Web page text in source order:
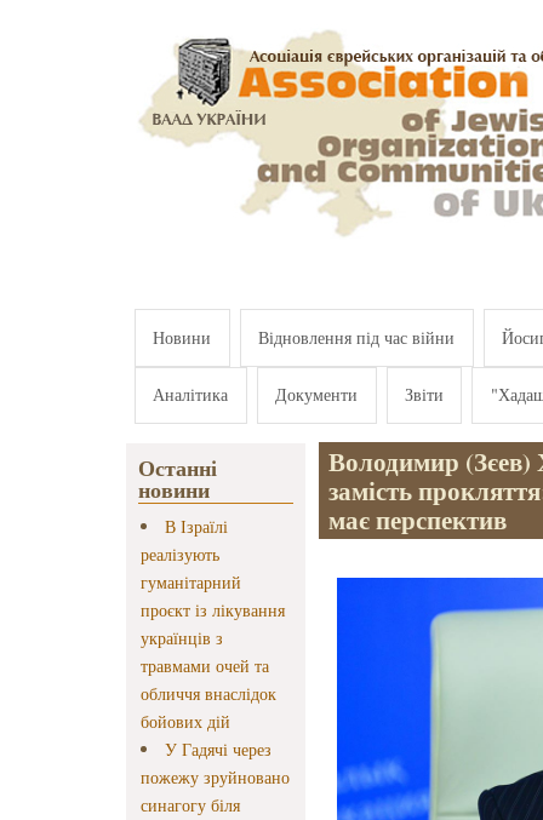
Новини Відновлення під час війни
Аналітика Документи Звіти
Останні
новини
В Ізраїлі
реалізують
гуманітарний
проєкт із лікування
українців з
травмами очей та
обличчя внаслідок
бойових дій
У Гадячі через
пожежу зруйновано
синагогу біля
Володимир (Зєев)
замість
має перспектив